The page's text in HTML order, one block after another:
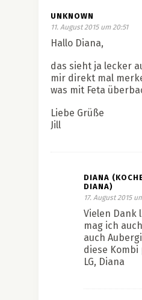
UNKNOWN
11. August 2015 um 20:51
Hallo Diana,
das sieht ja lecker
mir direkt mal
was mit Feta
Liebe Grüße
Jill
DIANA
DIANA)
17. August 2015
Vielen Dank
mag ich
auch
diese
LG, Diana